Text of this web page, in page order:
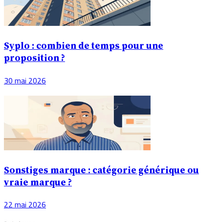
Syplo : combien de temps pour une
proposition ?
30 mai 2026
Sonstiges marque : catégorie générique ou
vraie marque ?
22 mai 2026